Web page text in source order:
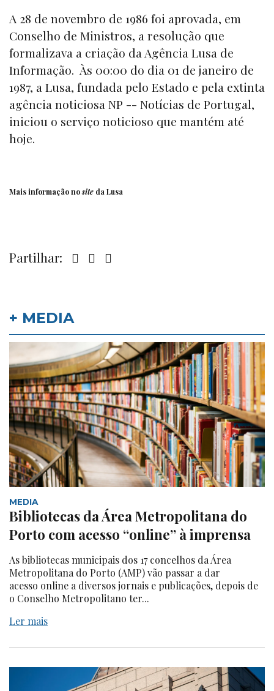
A 28 de novembro de 1986 foi aprovada, em
Conselho de Ministros, a resolução que
formalizava a criação da Agência Lusa de
Informação. Às 00:00 do dia 01 de janeiro de
1987, a Lusa, fundada pelo Estado e pela extinta
agência noticiosa NP -- Notícias de Portugal,
iniciou o serviço noticioso que mantém até
hoje.
Mais informação nosite da Lusa
Partilhar:
+ MEDIA
MEDIA
Bibliotecas da Área Metropolitana do
Porto com acesso “online” à imprensa
As bibliotecas municipais dos 17 concelhos da Área
Metropolitana do Porto (AMP) vão passar a dar
acesso online a diversos jornais e publicações, depois de
o Conselho Metropolitano ter...
Ler mais